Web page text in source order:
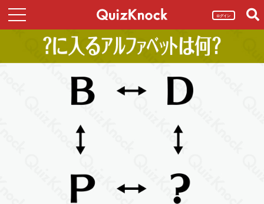
ログイン